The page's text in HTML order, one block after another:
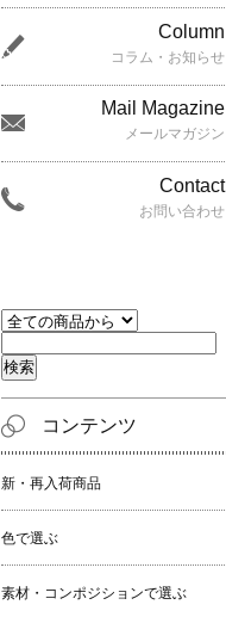
Column
コラム・お知らせ
Mail Magazine
メールマガジン
Contact
お問い合わせ
コンテンツ
新・再入荷商品
色で選ぶ
素材・コンポジションで選ぶ